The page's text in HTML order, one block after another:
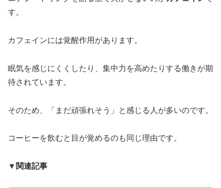
す。
カフェインには覚醒作用があります。
眠気を感じにくくしたり、集中力を高めたりする働きが期
待されています。
そのため、「まだ頑張れそう」と感じる人が多いのです。
コーヒーを飲むと目が覚めるのも同じ理由です。
▼関連記事